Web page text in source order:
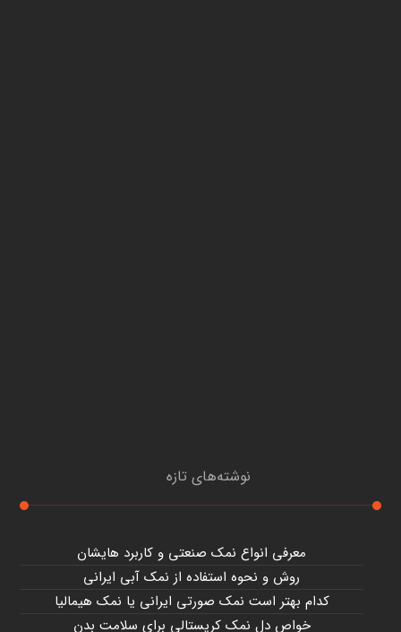
نوشته‌های تازه
معرفی انواع نمک صنعتی و کاربرد هایشان
روش و نحوه استفاده از نمک آبی ایرانی
کدام بهتر است نمک صورتی ایرانی یا نمک هیمالیا
خواص دل نمک کریستالی برای سلامت بدن